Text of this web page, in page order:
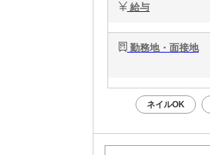
給与
勤務地・面接地
ネイルOK